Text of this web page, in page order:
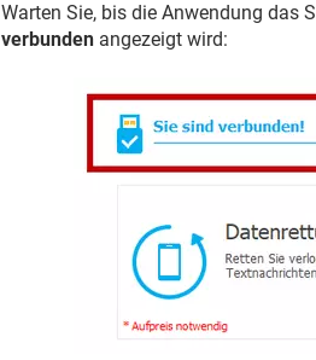
Warten Sie, bis die Anwendung das
verbunden angezeigt wird: